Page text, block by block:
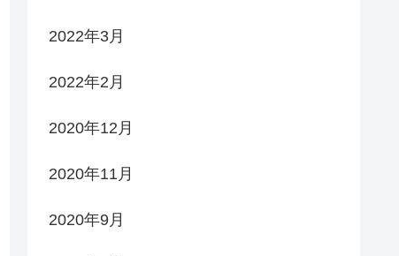
2022年3月
2022年2月
2020年12月
2020年11月
2020年9月